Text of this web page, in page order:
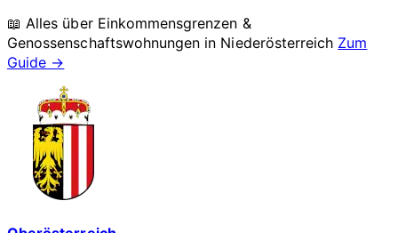
📖 Alles über Einkommensgrenzen &
Genossenschaftswohnungen in Niederösterreich Zum
Guide →